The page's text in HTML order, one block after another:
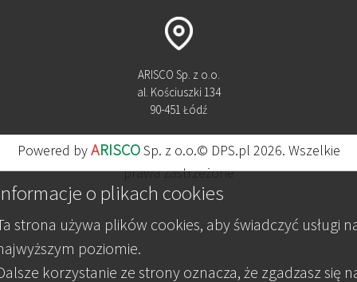
o plikach cookies
strona używa plików cookies, aby świadczyć usługi
poziomie.
korzystanie ze strony oznacza, że zgadzasz się
ARISCO Sp. z o.o.
al. Kościuszki 134
90-451 Łódź
Powered byARISCOSp. z o.o.© DPS.pl 2026. Wszelkie
prawa zastrzeżone